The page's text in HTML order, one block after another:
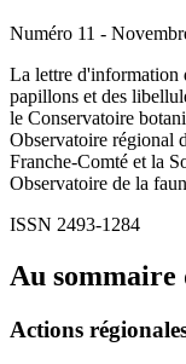
Numéro 11 -
La lettre d'information
papillons et des
le Conservatoire
Observatoire régional
Franche-Comté et la
Observatoire de la
ISSN 2493-1284
Au sommaire
Actions